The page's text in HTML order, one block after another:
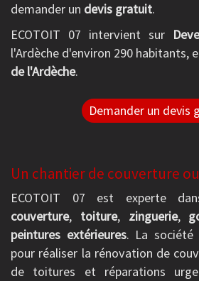
demander un devis gratuit.
ECOTOIT 07 intervient sur
l'Ardèche d'environ 290 habitants,
de l'Ardèche.
Demander un devis
Un chantier de couverture
ECOTOIT 07 est experte
couverture, toiture, zinguerie,
peintures extérieures. La
pour réaliser la rénovation de
de toitures et réparations